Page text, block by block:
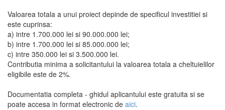
Valoarea totala a unui proiect depinde de specificul investitiei si
este cuprinsa:
a) intre 1.700.000 lei si 90.000.000 lei;
b) intre 1.700.000 lei si 85.000.000 lei;
c) intre 350.000 lei si 3.500.000 lei.
Contributia minima a solicitantului la valoarea totala a cheltuielilor
eligibile este de 2%.
Documentatia completa - ghidul aplicantului este gratuita si se
poate accesa in format electronic de aici.